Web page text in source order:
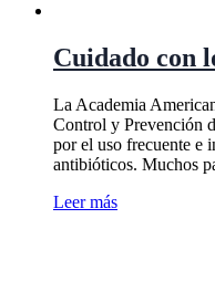
Cuidado con
La Academia
Control y Prevención
por el uso frecuente e
antibióticos. Muchos
Leer más